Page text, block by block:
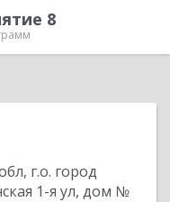
8
г.о. город
1-я ул, дом №